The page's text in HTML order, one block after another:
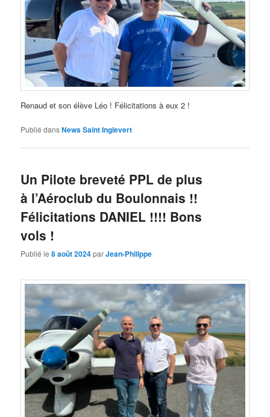
Renaud et son élève Léo ! Félicitations à eux 2 !
Publié dansNews Saint Inglevert
Un Pilote breveté PPL de plus
à l’Aéroclub du Boulonnais !!
Félicitations DANIEL !!!! Bons
vols !
Publié le8 août 2024parJean-Philippe